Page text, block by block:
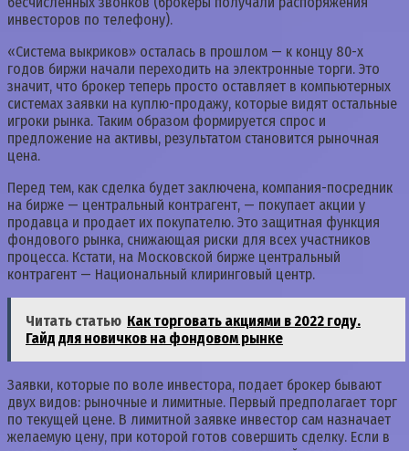
инвесторов по телефону).
«Система выкриков» осталась в прошлом — к концу 80-х
годов биржи начали переходить на электронные торги. Это
значит, что брокер теперь просто оставляет в компьютерных
системах заявки на куплю-продажу, которые видят остальные
игроки рынка. Таким образом формируется спрос и
предложение на активы, результатом становится рыночная
цена.
Перед тем, как сделка будет заключена, компания-посредник
на бирже — центральный контрагент, — покупает акции у
продавца и продает их покупателю. Это защитная функция
фондового рынка, снижающая риски для всех участников
процесса. Кстати, на Московской бирже центральный
контрагент — Национальный клиринговый центр.
Читать статью Как торговать акциями в 2022 году.
Гайд для новичков на фондовом рынке
Заявки, которые по воле инвестора, подает брокер бывают
двух видов: рыночные и лимитные. Первый предполагает торг
по текущей цене. В лимитной заявке инвестор сам назначает
желаемую цену, при которой готов совершить сделку. Если в